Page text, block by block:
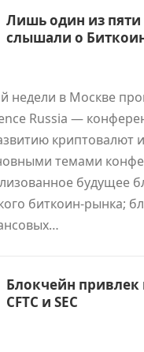
Лишь один из пяти
слышали о
недели в Москве
Russia —
криптовалют
темами
будущее
биткоин-рынка;
Блокчейн
CFTC и SEC